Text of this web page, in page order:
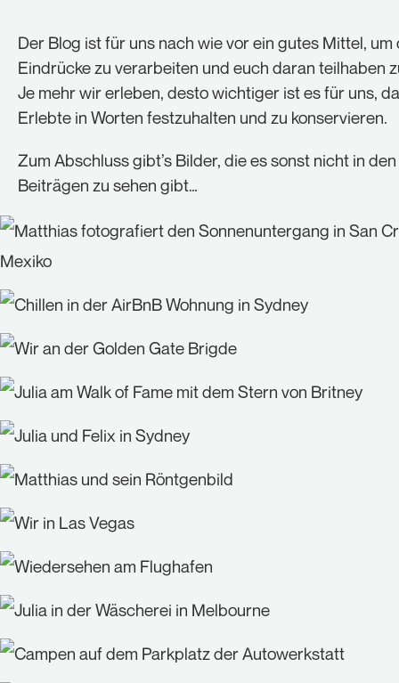
Der Blog ist für uns nach wie vor ein gutes Mittel, um
Eindrücke zu verarbeiten und euch daran teilhaben
Je mehr wir erleben, desto wichtiger ist es für uns,
Erlebte in Worten festzuhalten und zu konservieren.
Zum Abschluss gibt’s Bilder, die es sonst nicht in den
Beiträgen zu sehen gibt…